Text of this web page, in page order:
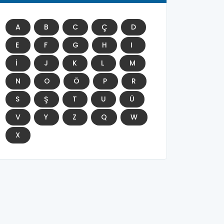
A B C Ç
D
E
F G H
I
İ
J K L
M
N
O Ö P
R
S
Ş T U
Ü
V
Y Z Q
W
X